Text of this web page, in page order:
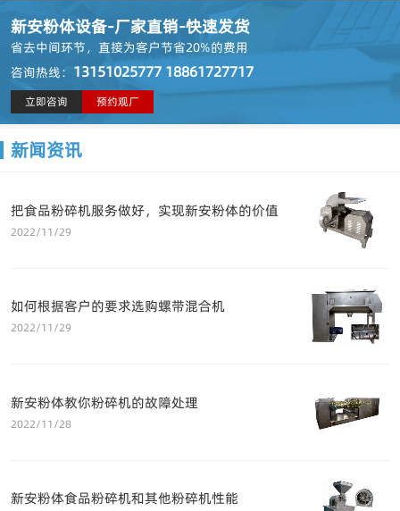
新安粉体设备-厂家直销-快速发货
省去中间环节， 直接为客户节省20%的费用
咨询热线： 13151025777 18861727717
立即咨询 预约观厂
新闻资讯
把食品粉碎机服务做好，实现新安粉体的价值
2022/11/29
如何根据客户的要求选购螺带混合机
2022/11/29
新安粉体教你粉碎机的故障处理
2022/11/28
新安粉体食品粉碎机和其他粉碎机性能